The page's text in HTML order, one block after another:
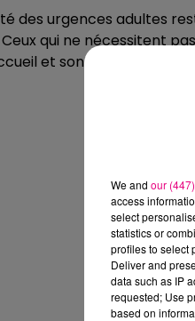
des urgences adultes
qui ne nécessitent
et sont réorientés
We and our
access
select
statistics or
profiles to select
Deliver and
data such as IP
requested; Use
based on